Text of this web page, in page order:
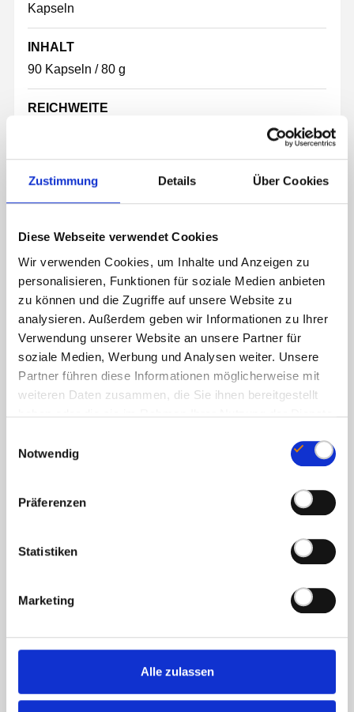
Zustimmung Details Über Cookies
Diese Webseite verwendet Cookies
Wir verwenden Cookies, um Inhalte und Anzeigen zu
personalisieren, Funktionen für soziale Medien anbieten
zu können und die Zugriffe auf unsere Website zu
analysieren. Außerdem geben wir Informationen zu Ihrer
Verwendung unserer Website an unsere Partner für
soziale Medien, Werbung und Analysen weiter. Unsere
Partner führen diese Informationen möglicherweise mit
weiteren Daten zusammen, die Sie ihnen bereitgestellt
Notwendig
Präferenzen
Statistiken
Marketing
Alle zulassen
Kapseln
INHALT
90 Kapseln / 80 g
REICHWEITE
Schraubverschluss aus HDPE, schwarz
ETIKETTEN-MASSE
KAPSELART & -GRÖSSE
HPMC transparent, Typ 00
GEBINDE
Tablettenglas aus Braunglas 175 ml / PET-Dose*
Nährwerte
NÄHRWERTE